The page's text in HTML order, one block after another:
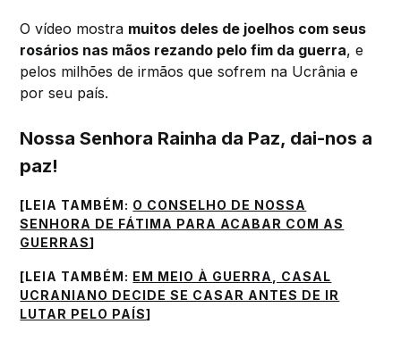
O vídeo mostra muitos deles de joelhos com seus
rosários nas mãos rezando pelo fim da guerra, e
pelos milhões de irmãos que sofrem na Ucrânia e
por seu país.
Nossa Senhora Rainha da Paz, dai-nos a
paz!
[LEIA TAMBÉM: O CONSELHO DE NOSSA
SENHORA DE FÁTIMA PARA ACABAR COM AS
GUERRAS]
[LEIA TAMBÉM: EM MEIO À GUERRA, CASAL
UCRANIANO DECIDE SE CASAR ANTES DE IR
LUTAR PELO PAÍS]